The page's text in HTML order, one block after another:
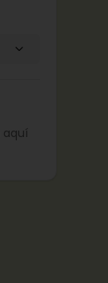
aquí